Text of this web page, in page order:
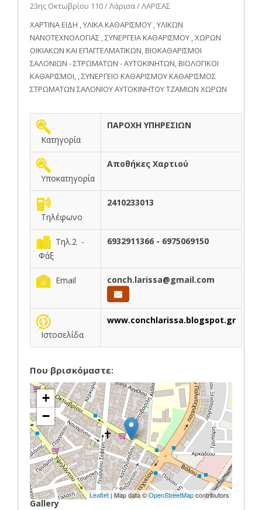
23ης Οκτωβρίου 110 / Λάρισα / ΛΑΡΙΣΑΣ
ΧΑΡΤΙΝΑ ΕΙΔΗ , ΥΛΙΚΑ ΚΑΘΑΡΙΣΜΟΥ , ΥΛΙΚΩΝ
ΝΑΝΟΤΕΧΝΟΛΟΓΙΑΣ , ΣΥΝΕΡΓΕΙΑ ΚΑΘΑΡΙΣΜΟΥ , ΧΩΡΩΝ
ΟΙΚΙΑΚΩΝ ΚΑΙ ΕΠΑΓΓΕΛΜΑΤΙΚΩΝ, ΒΙΟΚΑΘΑΡΙΣΜΟΙ
ΣΑΛΟΝΙΩΝ - ΣΤΡΩΜΑΤΩΝ - ΑΥΤΟΚΙΝΗΤΩΝ, ΒΙΟΛΟΓΙΚΟΙ
ΚΑΘΑΡΙΣΜΟΙ, , ΣΥΝΕΡΓΕΙΟ ΚΑΘΑΡΙΣΜΟΥ ΚΑΘΑΡΙΣΜΟΣ
ΣΤΡΩΜΑΤΩΝ ΣΑΛΟΝΙΟΥ ΑΥΤΟΚΙΝΗΤΟΥ ΤΖΑΜΙΩΝ ΧΩΡΩΝ
Κατηγορία
ΠΑΡΟΧΗ ΥΠΗΡΕΣΙΩΝ
Υποκατηγορία
Αποθήκες Χαρτιού
Τηλέφωνο
2410233013
Τηλ.2 -
Φάξ
6932911366 - 6975069150
Email conch.larissa@gmail.com
Ιστοσελίδα
www.conchlarissa.blogspot.gr
Που βρισκόμαστε:
+
−
Leaflet | Map data ©OpenStreetMapcontributors
Gallery